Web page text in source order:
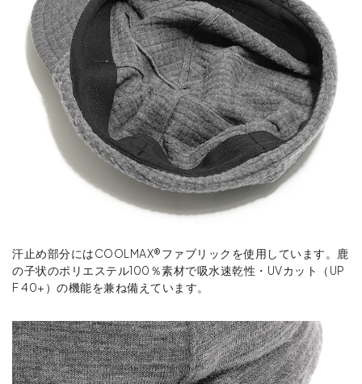
汗止め部分にはCOOLMAX®ファブリックを使用しています。鹿
の子状のポリエステル100％素材で吸水速乾性・UVカット（UP
F 40+）の機能を兼ね備えています。